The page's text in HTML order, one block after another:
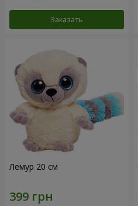
Заказать
Лемур 20 см